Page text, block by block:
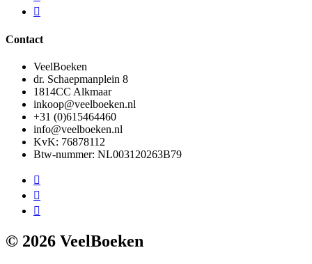
Contact
VeelBoeken
dr. Schaepmanplein 8
1814CC Alkmaar
inkoop@veelboeken.nl
+31 (0)615464460
info@veelboeken.nl
KvK: 76878112
Btw-nummer: NL003120263B79
© 2026 VeelBoeken